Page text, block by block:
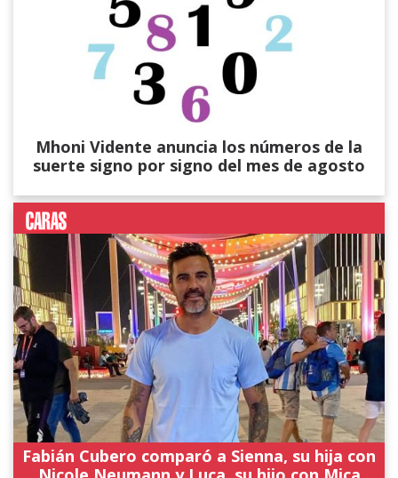
Mhoni Vidente anuncia los números de la
suerte signo por signo del mes de agosto
Fabián Cubero comparó a Sienna, su hija con